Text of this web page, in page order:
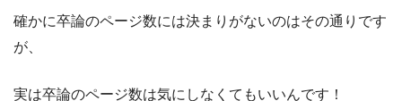
確かに卒論のページ数には決まりがないのはその通りです
が、
実は卒論のページ数は気にしなくてもいいんです！